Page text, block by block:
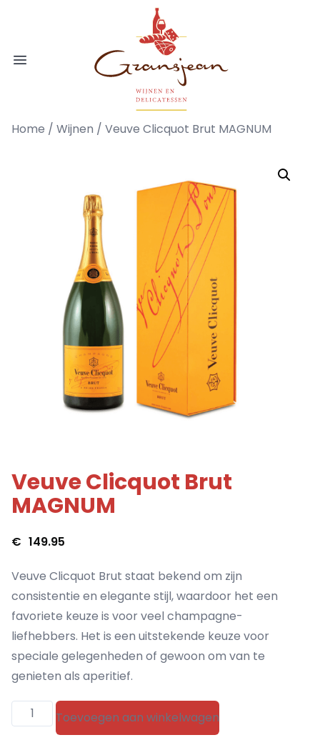
Open menu
Gransjean - Wijn - Broodjes -
Home / Wijnen / Veuve Clicquot Brut MAGNUM
Veuve Clicquot Brut
MAGNUM
€ 149.95
Veuve Clicquot Brut staat bekend om zijn
consistentie en elegante stijl, waardoor het een
favoriete keuze is voor veel champagne-
liefhebbers. Het is een uitstekende keuze voor
speciale gelegenheden of gewoon om van te
genieten als aperitief.
Veuve
Clicquot
Toevoegen aan winkelwagen